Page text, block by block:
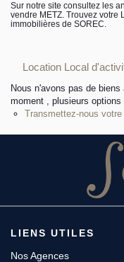
Sur notre site consultez les
vendre METZ. Trouvez votre
immobilières de SOREC.
Location Local
Nous n'avons pas de
moment , plusieurs
Transmettez-nous votre
LIENS UTILES
Nos Agences